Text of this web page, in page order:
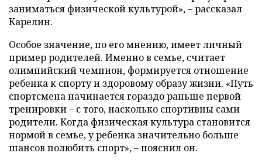
заниматься физической культурой», – рассказал
Карелин.
Особое значение, по его мнению, имеет личный
пример родителей. Именно в семье, считает
олимпийский чемпион, формируется отношение
ребенка к спорту и здоровому образу жизни. «Путь
спортсмена начинается гораздо раньше первой
тренировки – с того, насколько спортивны сами
родители. Когда физическая культура становится
нормой в семье, у ребенка значительно больше
шансов полюбить спорт», – пояснил он.